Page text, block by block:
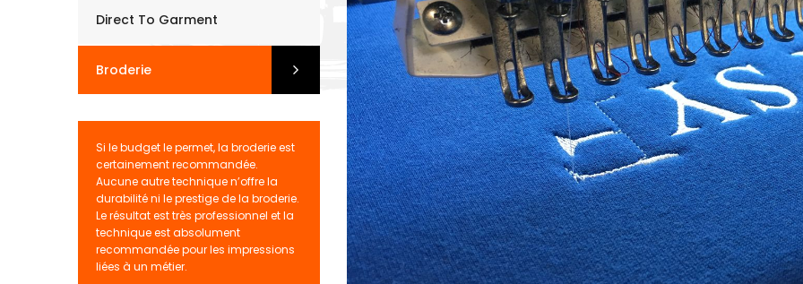
Direct To Garment
Broderie
Si le budget le permet, la broderie est
certainement recommandée.
Aucune autre technique n’offre la
durabilité ni le prestige de la broderie.
Le résultat est très professionnel et la
technique est absolument
recommandée pour les impressions
liées à un métier.